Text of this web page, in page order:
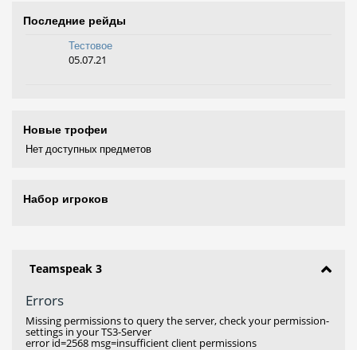
Последние рейды
Тестовое
05.07.21
Новые трофеи
Нет доступных предметов
Набор игроков
Teamspeak 3
Errors
Missing permissions to query the server, check your permission-
settings in your TS3-Server
error id=2568 msg=insufficient client permissions